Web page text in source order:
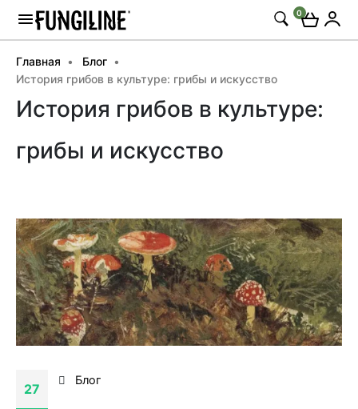
0
Главная
Блог
История грибов в культуре: грибы и искусство
История грибов в культуре:
грибы и искусство
27
Блог